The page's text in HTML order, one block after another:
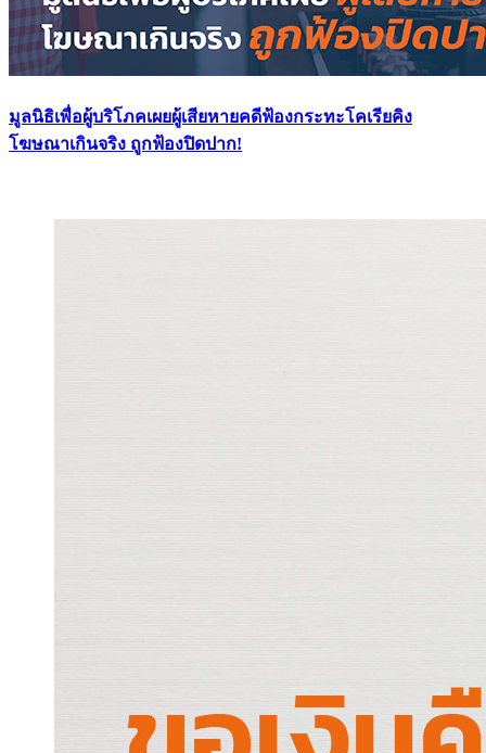
มูลนิธิเพื่อผู้บริโภคเผยผู้เสียหายคดีฟ้องกระทะโคเรียคิง
โฆษณาเกินจริง ถูกฟ้องปิดปาก!